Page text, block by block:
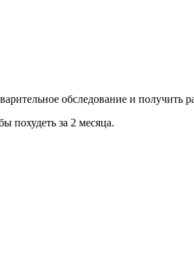
обследование и получить
похудеть за 2 месяца.